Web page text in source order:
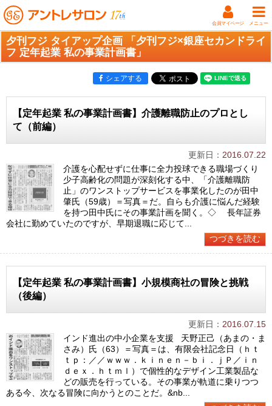
会員マイページ メニュー
夕刊フジ タイアップ企画 「夕刊フジ×銀座セカンドライ
フ 定年起業 私の事業計画書」
シェアする
【定年起業 私の事業計画書】介護離職防止のプロとし
て（前編）
更新日： 2016.07.22
介護を心配せずに仕事に全力投球できる職場づくり
少子高齢化の問題が深刻化する中、「介護離職防
止」のワンストップサービスを事業化したのが田中
肇氏（59歳）＝写真＝だ。自らも介護に悩んだ経験
を持つ田中氏にその事業計画を聞く。◇ 長年証券
会社に勤めていたのですが、早期退職に応じて...
つづきを読む
【定年起業 私の事業計画書】小規模商社の冒険と挑戦
（後編）
更新日： 2016.07.15
インド進出の中小企業を支援 天野正己（あまの・ま
さみ）氏（63）＝写真＝は、有限会社記念日（ｈｔ
ｔｐ：／／ｗｗｗ．ｋｉｎｅｎ－ｂｉ．ｊＰ／ｉｎ
ｄｅｘ．ｈｔｍｌ）で個性的なデザイン工業製品な
どの販売を行っている。その事業が軌道に乗りつつ
ある今、次なる冒険に向かうとのことだ。&nb...